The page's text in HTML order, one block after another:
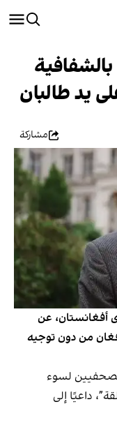
يد طالبان
مشاركة
أفغانستان، عن
من دون توجيه
لسوء
داعيًا إلى